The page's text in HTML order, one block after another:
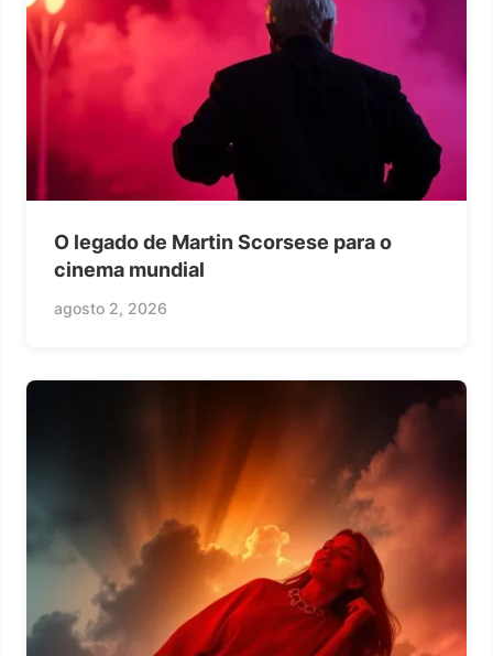
O legado de Martin Scorsese para o
cinema mundial
agosto 2, 2026